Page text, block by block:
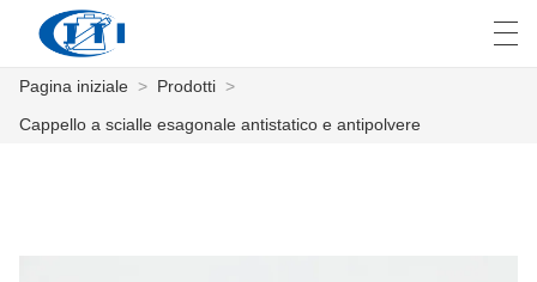
العربية česky
Pagina iniziale > Prodotti >
Cappello a scialle esagonale antistatico e antipolvere